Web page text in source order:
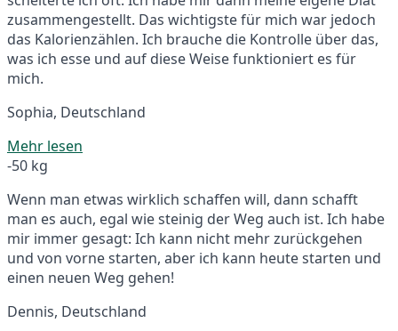
zusammengestellt. Das wichtigste für mich war jedoch
das Kalorienzählen. Ich brauche die Kontrolle über das,
was ich esse und auf diese Weise funktioniert es für
mich.
Sophia, Deutschland
Mehr lesen
-50 kg
Wenn man etwas wirklich schaffen will, dann schafft
man es auch, egal wie steinig der Weg auch ist. Ich habe
mir immer gesagt: Ich kann nicht mehr zurückgehen
und von vorne starten, aber ich kann heute starten und
einen neuen Weg gehen!
Dennis, Deutschland